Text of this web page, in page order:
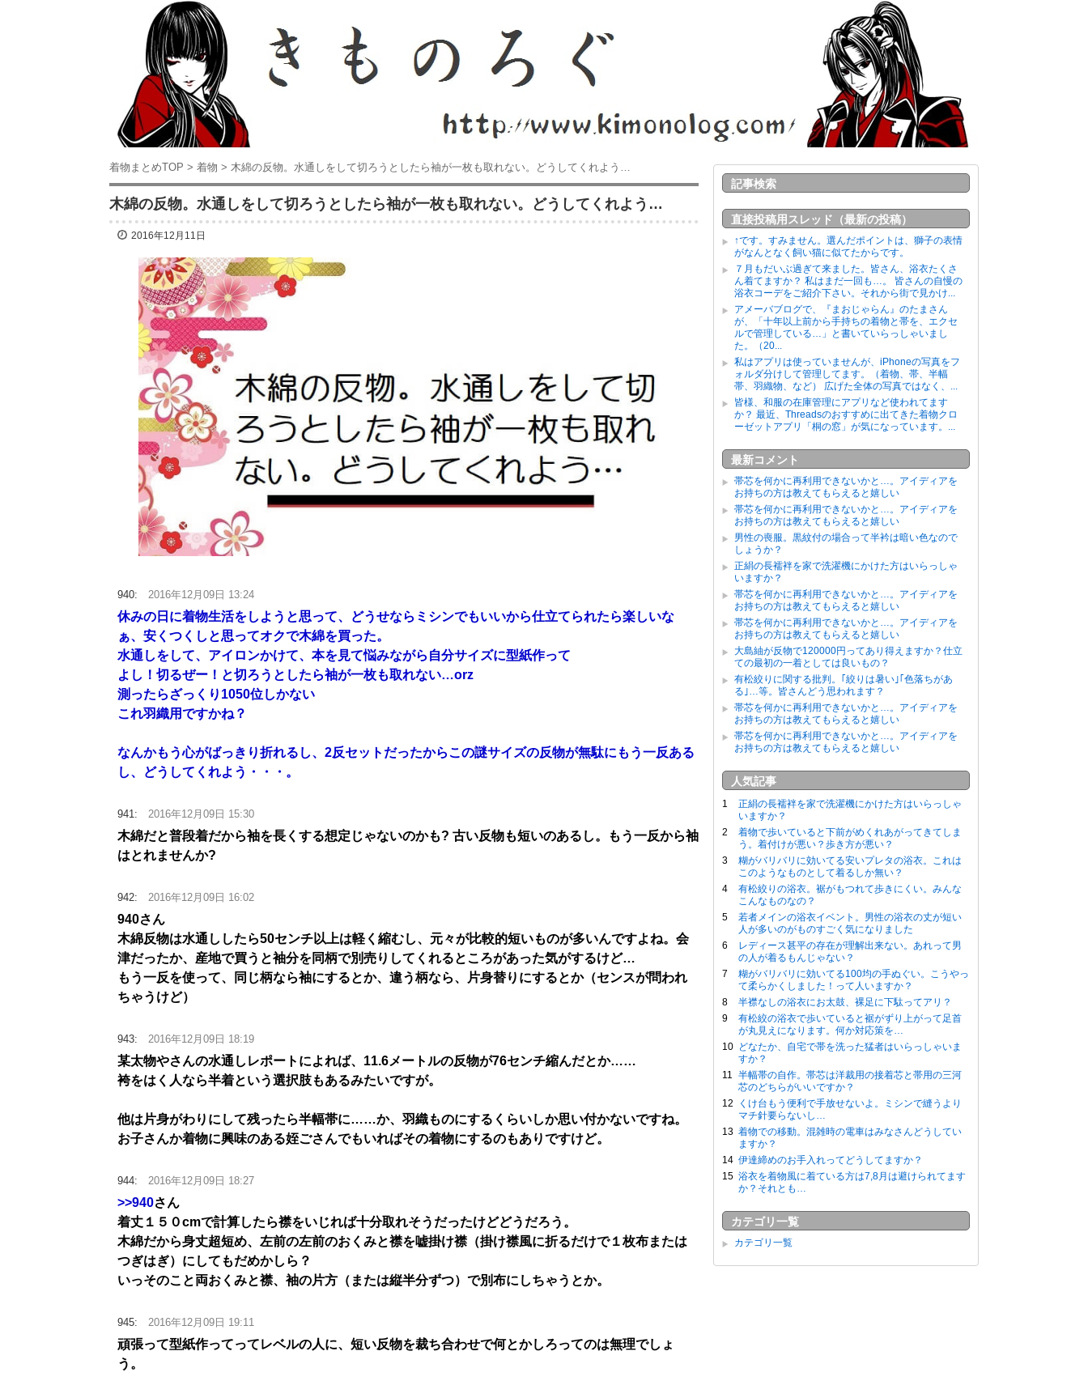
着物まとめTOP > 着物 > 木綿の反物。水通しをして切ろうとしたら袖が一枚も取れない。どうしてくれよう…
木綿の反物。水通しをして切ろうとしたら袖が一枚も取れない。どうしてくれよう…
2016年12月11日
940: 2016年12月09日 13:24
休みの日に着物生活をしようと思って、どうせならミシンでもいいから仕立てられたら楽しいな
ぁ、安くつくしと思ってオクで木綿を買った。
水通しをして、アイロンかけて、本を見て悩みながら自分サイズに型紙作って
よし！切るぜー！と切ろうとしたら袖が一枚も取れない…orz
測ったらざっくり1050位しかない
これ羽織用ですかね？
なんかもう心がばっきり折れるし、2反セットだったからこの謎サイズの反物が無駄にもう一反ある
し、どうしてくれよう・・・。
941: 2016年12月09日 15:30
木綿だと普段着だから袖を長くする想定じゃないのかも? 古い反物も短いのあるし。もう一反から袖
はとれませんか?
942: 2016年12月09日 16:02
940さん
木綿反物は水通ししたら50センチ以上は軽く縮むし、元々が比較的短いものが多いんですよね。会
津だったか、産地で買うと袖分を同柄で別売りしてくれるところがあった気がするけど…
もう一反を使って、同じ柄なら袖にするとか、違う柄なら、片身替りにするとか（センスが問われ
ちゃうけど）
943: 2016年12月09日 18:19
某太物やさんの水通しレポートによれば、11.6メートルの反物が76センチ縮んだとか……
袴をはく人なら半着という選択肢もあるみたいですが。
他は片身がわりにして残ったら半幅帯に……か、羽織ものにするくらいしか思い付かないですね。
お子さんか着物に興味のある姪ごさんでもいればその着物にするのもありですけど。
944: 2016年12月09日 18:27
>>940さん
着丈１５０cmで計算したら襟をいじれば十分取れそうだったけどどうだろう。
木綿だから身丈超短め、左前の左前のおくみと襟を嘘掛け襟（掛け襟風に折るだけで１枚布または
つぎはぎ）にしてもだめかしら？
いっそのこと両おくみと襟、袖の片方（または縦半分ずつ）で別布にしちゃうとか。
945: 2016年12月09日 19:11
頑張って型紙作ってってレベルの人に、短い反物を裁ち合わせで何とかしろってのは無理でしょ
う。
記事検索
直接投稿用スレッド（最新の投稿）
↑です。すみません。選んだポイントは、獅子の表情
がなんとなく飼い猫に似てたからです。
７月もだいぶ過ぎて来ました。皆さん、浴衣たくさ
ん着てますか？ 私はまだ一回も…。 皆さんの自慢の
浴衣コーデをご紹介下さい。それから街で見かけ...
アメーバブログで、『まおじゃらん』のたまさん
が、「十年以上前から手持ちの着物と帯を、エクセ
ルで管理している…」と書いていらっしゃいまし
た。（20...
私はアプリは使っていませんが、iPhoneの写真をフ
ォルダ分けして管理してます。（着物、帯、半幅
帯、羽織物、など） 広げた全体の写真ではなく、...
皆様、和服の在庫管理にアプリなど使われてます
か？ 最近、Threadsのおすすめに出てきた着物クロ
ーゼットアプリ「桐の窓」が気になっています。...
最新コメント
帯芯を何かに再利用できないかと…。アイディアを
お持ちの方は教えてもらえると嬉しい
帯芯を何かに再利用できないかと…。アイディアを
お持ちの方は教えてもらえると嬉しい
男性の喪服。黒紋付の場合って半衿は暗い色なので
しょうか？
正絹の長襦袢を家で洗濯機にかけた方はいらっしゃ
いますか？
帯芯を何かに再利用できないかと…。アイディアを
お持ちの方は教えてもらえると嬉しい
帯芯を何かに再利用できないかと…。アイディアを
お持ちの方は教えてもらえると嬉しい
大島紬が反物で120000円ってあり得えますか？仕立
ての最初の一着としては良いもの？
有松絞りに関する批判。｢絞りは暑い｣｢色落ちがあ
る｣…等。皆さんどう思われます？
帯芯を何かに再利用できないかと…。アイディアを
お持ちの方は教えてもらえると嬉しい
帯芯を何かに再利用できないかと…。アイディアを
お持ちの方は教えてもらえると嬉しい
人気記事
正絹の長襦袢を家で洗濯機にかけた方はいらっしゃ
いますか？
着物で歩いていると下前がめくれあがってきてしま
う。着付けが悪い？歩き方が悪い？
糊がバリバリに効いてる安いプレタの浴衣。これは
このようなものとして着るしか無い？
有松絞りの浴衣。裾がもつれて歩きにくい。みんな
こんなものなの？
若者メインの浴衣イベント。男性の浴衣の丈が短い
人が多いのがものすごく気になりました
レディース甚平の存在が理解出来ない。あれって男
の人が着るもんじゃない？
糊がバリバリに効いてる100均の手ぬぐい。こうやっ
て柔らかくしました！って人いますか？
半襟なしの浴衣にお太鼓、裸足に下駄ってアリ？
有松絞の浴衣で歩いていると裾がずり上がって足首
が丸見えになります。何か対応策を…
どなたか、自宅で帯を洗った猛者はいらっしゃいま
すか？
半幅帯の自作。帯芯は洋裁用の接着芯と帯用の三河
芯のどちらがいいですか？
くけ台もう便利で手放せないよ。ミシンで縫うより
マチ針要らないし…
着物での移動。混雑時の電車はみなさんどうしてい
ますか？
伊達締めのお手入れってどうしてますか？
浴衣を着物風に着ている方は7,8月は避けられてます
か？それとも…
カテゴリ一覧
カテゴリ一覧